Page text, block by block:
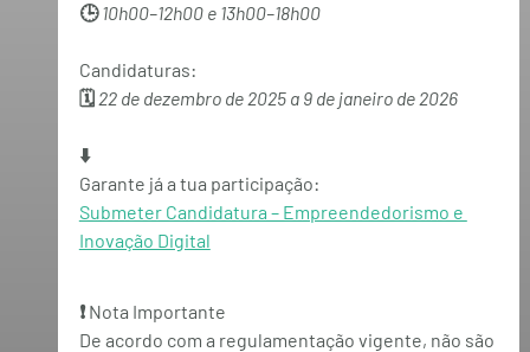
🕒 10h00–12h00 e 13h00–18h00
Candidaturas:
🗓️ 22 de dezembro de 2025 a 9 de janeiro de 2026
⬇️
Garante já a tua participação:
Submeter Candidatura – Empreendedorismo e
Inovação Digital
❗ Nota Importante
De acordo com a regulamentação vigente, não são